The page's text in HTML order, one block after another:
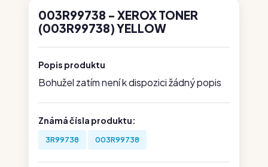
003R99738 - XEROX TONER
(003R99738) YELLOW
Popis produktu
Bohužel zatím není k dispozici žádný popis
Známá čísla produktu:
3R99738 003R99738